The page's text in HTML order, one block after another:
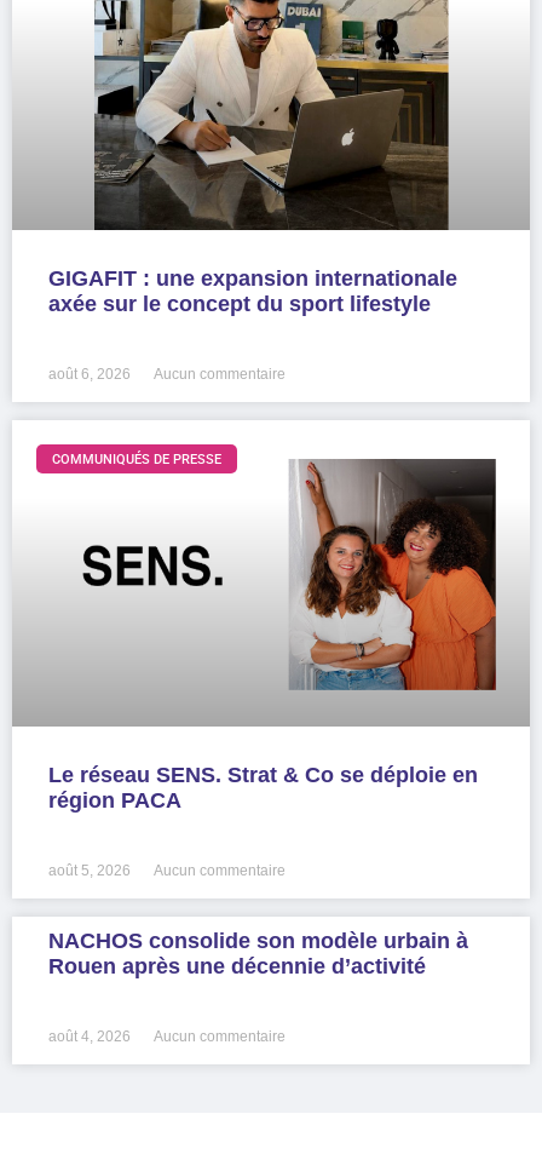
GIGAFIT : une expansion internationale
axée sur le concept du sport lifestyle
août 6, 2026 Aucun commentaire
COMMUNIQUÉS DE PRESSE
Le réseau SENS. Strat & Co se déploie en
région PACA
août 5, 2026 Aucun commentaire
NACHOS consolide son modèle urbain à
Rouen après une décennie d’activité
août 4, 2026 Aucun commentaire